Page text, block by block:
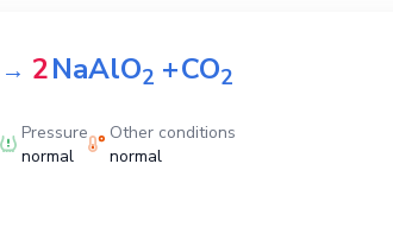
→ 2NaAlO2 +CO2
Pressure
normal
Other conditions
normal